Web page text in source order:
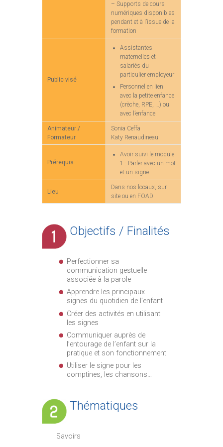
– Supports de cours
numériques disponibles
pendant et à l’issue de la
formation
Public visé
Assistantes
maternelles et
salariés du
particulier employeur
Personnel en lien
avec la petite enfance
(crèche, RPE, …) ou
avec l’enfance
Animateur /
Formateur
Sonia Ceffa
Katy Renaudineau
Prérequis
Avoir suivi le module
1 : Parler avec un mot
et un signe
Lieu
Dans nos locaux, sur
site ou en FOAD
Objectifs / Finalités
Perfectionner sa
communication gestuelle
associée à la parole
Apprendre les principaux
signes du quotidien de l’enfant
Créer des activités en utilisant
les signes
Communiquer auprès de
l’entourage de l’enfant sur la
pratique et son fonctionnement
Utiliser le signe pour les
comptines, les chansons…
Thématiques
Savoirs